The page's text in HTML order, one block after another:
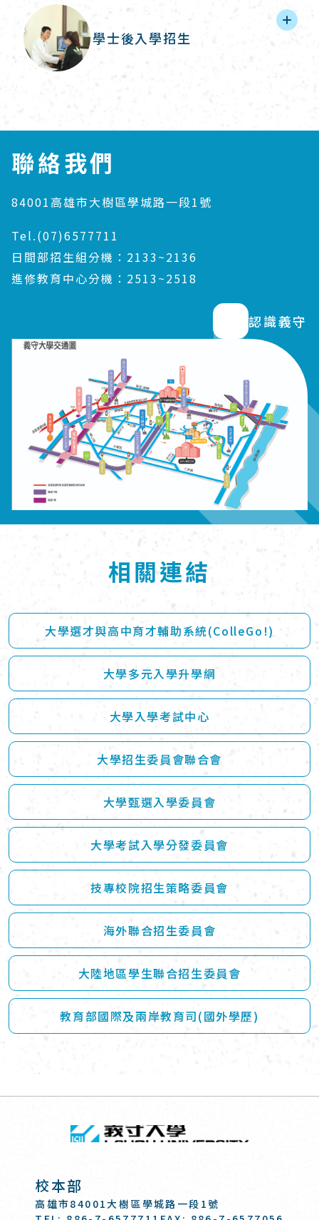
學士後入學招生
聯絡我們
84001高雄市大樹區學城路一段1號
Tel.(07)6577711
日間部招生組分機：2133~2136
進修教育中心分機：2513~2518
認識義守
相關連結
大學選才與高中育才輔助系統(ColleGo!)
大學多元入學升學網
大學入學考試中心
大學招生委員會聯合會
大學甄選入學委員會
大學考試入學分發委員會
技專校院招生策略委員會
海外聯合招生委員會
大陸地區學生聯合招生委員會
教育部國際及兩岸教育司(國外學歷)
回頂端
校本部
高雄市84001大樹區學城路一段1號